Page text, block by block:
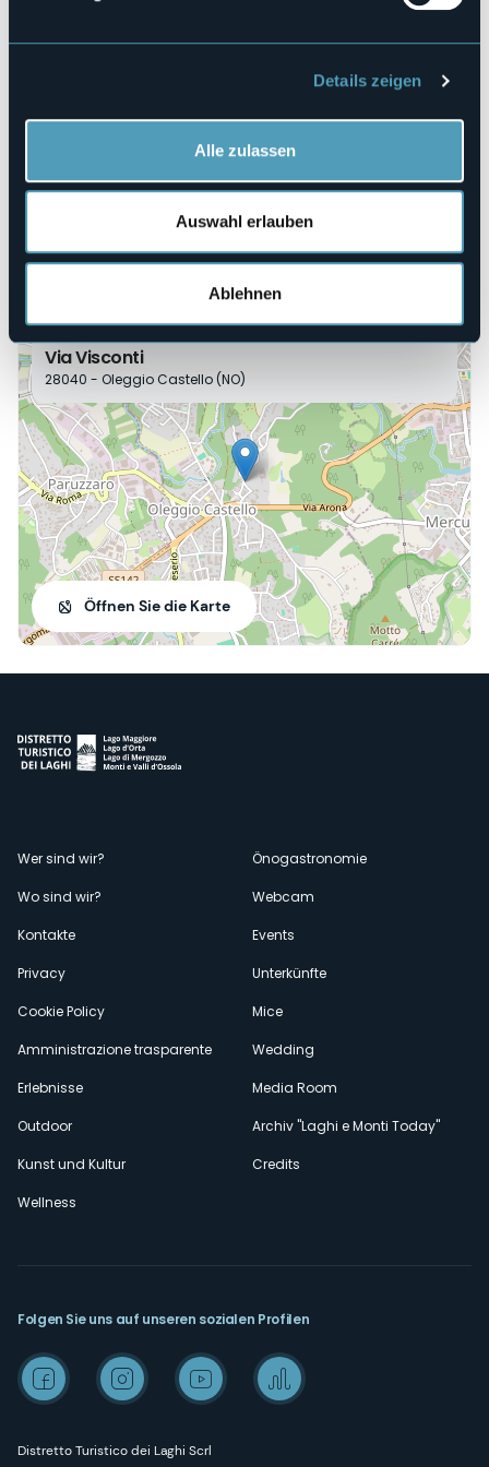
Details zeigen
Alle zulassen
Auswahl erlauben
Ablehnen
Accademia dei folli
Telefon
E-mail
prenotazioni@accademiadeifolli.com
https://www.accademiadeifolli.com/evento-799/tre-
sullaltalena
Via Visconti
28040 - Oleggio Castello (NO)
Öffnen Sie die Karte
Menù
secondario
Wer sind wir?
Wo sind wir?
Kontakte
Privacy
Cookie Policy
Amministrazione trasparente
Erlebnisse
Outdoor
Kunst und Kultur
Wellness
Önogastronomie
Webcam
Events
Unterkünfte
Mice
Wedding
Media Room
Archiv "Laghi e Monti Today"
Credits
Distretto Turistico dei Laghi Scrl
Folgen Sie uns auf unseren sozialen Profilen